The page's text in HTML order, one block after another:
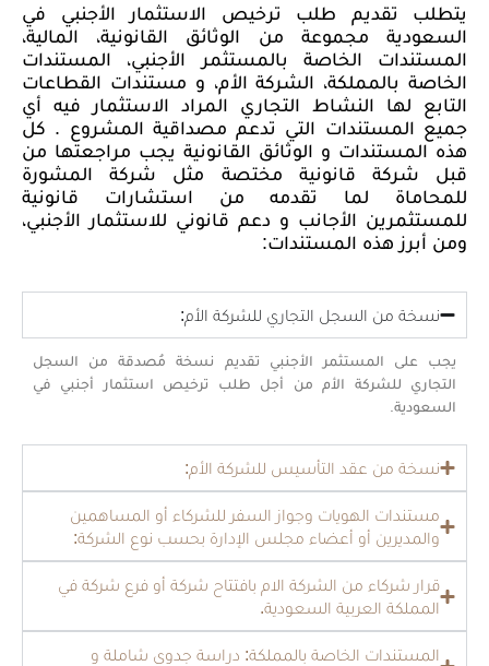
يتطلب تقديم طلب ترخيص الاستثمار الأجنبي في
السعودية مجموعة من الوثائق القانونية، المالية،
المستندات الخاصة بالمستثمر الأجنبي، المستندات
الخاصة بالمملكة، الشركة الأم، و مستندات القطاعات
التابع لها النشاط التجاري المراد الاستثمار فيه أي
جميع المستندات التي تدعم مصداقية المشروع . كل
هذه المستندات و الوثائق القانونية يجب مراجعتها من
قبل شركة قانونية مختصة مثل شركة المشورة
للمحاماة لما تقدمه من استشارات قانونية
للمستثمرين الأجانب و دعم قانوني للاستثمار الأجنبي،
ومن أبرز هذه المستندات:
نسخة من السجل التجاري للشركة الأم:
يجب على المستثمر الأجنبي تقديم نسخة مُصدقة من السجل
التجاري للشركة الأم من أجل طلب ترخيص استثمار أجنبي في
السعودية.
نسخة من عقد التأسيس للشركة الأم:
مستندات الهويات وجواز السفر للشركاء أو المساهمين
والمديرين أو أعضاء مجلس الإدارة بحسب نوع الشركة:
قرار شركاء من الشركة الام بافتتاح شركة أو فرع شركة في
المملكة العربية السعودية.
المستندات الخاصة بالمملكة: دراسة جدوى شاملة و